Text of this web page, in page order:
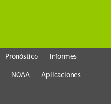
Pronóstico Informes
NOAA Aplicaciones